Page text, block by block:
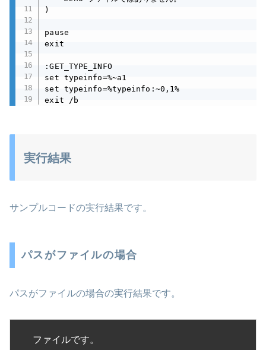
)
pause
exit
:GET_TYPE_INFO
set typeinfo=%~a1
set typeinfo=%typeinfo:~0,1%
exit /b
実行結果
サンプルコードの実行結果です。
パスがファイルの場合
パスがファイルの場合の実行結果です。
ファイルです。